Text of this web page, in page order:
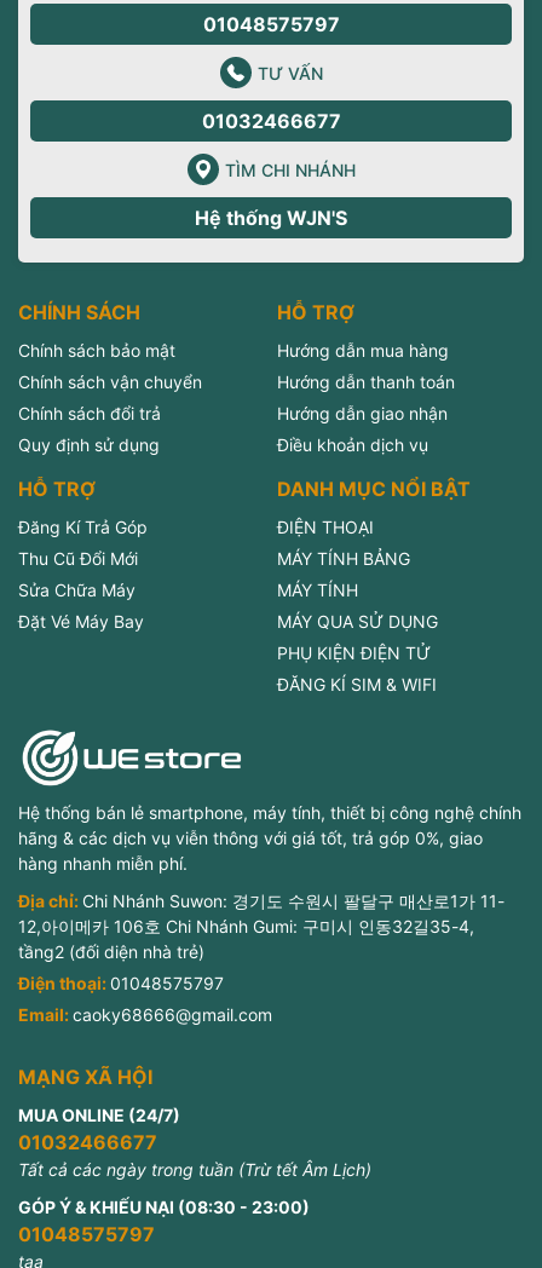
01048575797
TƯ VẤN
01032466677
TÌM CHI NHÁNH
Hệ thống WJN'S
CHÍNH SÁCH
Chính sách bảo mật
Chính sách vận chuyển
Chính sách đổi trả
Quy định sử dụng
HỖ TRỢ
Hướng dẫn mua hàng
Hướng dẫn thanh toán
Hướng dẫn giao nhận
Điều khoản dịch vụ
HỖ TRỢ
Đăng Kí Trả Góp
Thu Cũ Đổi Mới
Sửa Chữa Máy
Đặt Vé Máy Bay
DANH MỤC NỔI BẬT
ĐIỆN THOẠI
MÁY TÍNH BẢNG
MÁY TÍNH
MÁY QUA SỬ DỤNG
PHỤ KIỆN ĐIỆN TỬ
ĐĂNG KÍ SIM & WIFI
Hệ thống bán lẻ smartphone, máy tính, thiết bị công nghệ chính
hãng & các dịch vụ viễn thông với giá tốt, trả góp 0%, giao
hàng nhanh miễn phí.
Địa chỉ: Chi Nhánh Suwon: 경기도 수원시 팔달구 매산로1가 11-
12,아이메카 106호 Chi Nhánh Gumi: 구미시 인동32길35-4,
tầng2 (đối diện nhà trẻ)
Điện thoại:01048575797
Email:caoky68666@gmail.com
MẠNG XÃ HỘI
MUA ONLINE (24/7)
01032466677
Tất cả các ngày trong tuần (Trừ tết Âm Lịch)
GÓP Ý & KHIẾU NẠI (08:30 - 23:00)
01048575797
taa